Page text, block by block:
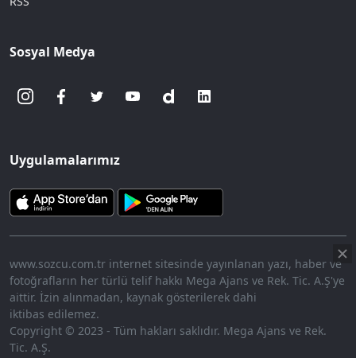
Sosyal Medya
Uygulamalarımız
www.sozcu.com.tr internet sitesinde yayınlanan yazı, haber ve
fotoğrafların her türlü telif hakkı Mega Ajans ve Rek. Tic. A.Ş'ye
aittir. İzin alınmadan, kaynak gösterilerek dahi
iktibas edilemez.
Copyright © 2023 - Tüm hakları saklıdır. Mega Ajans ve Rek.
Tic. A.Ş.